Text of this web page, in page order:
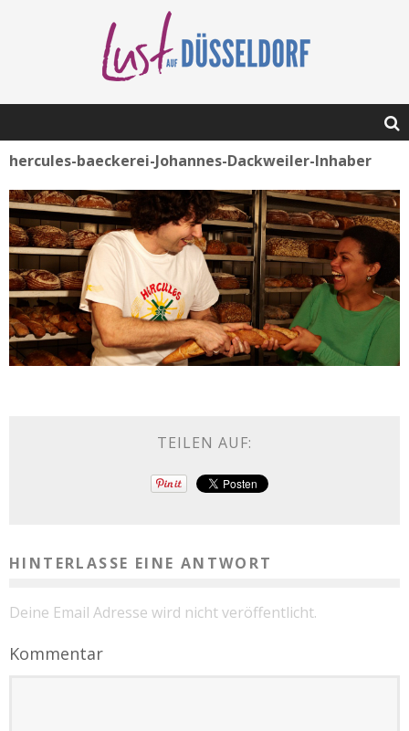
hercules-baeckerei-Johannes-Dackweiler-Inhaber
TEILEN AUF:
HINTERLASSE EINE ANTWORT
Deine Email Adresse wird nicht veröffentlicht.
Kommentar